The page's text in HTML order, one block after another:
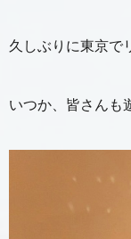
久しぶりに東京で
いつか、皆さんも